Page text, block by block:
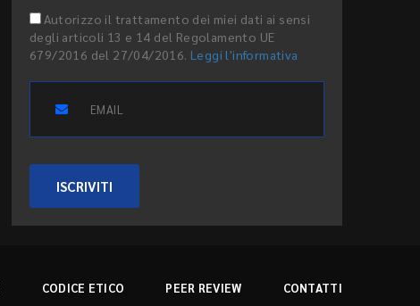
Autorizzo il trattamento dei miei dati ai sensi
degli articoli 13 e 14 del Regolamento UE
679/2016 del 27/04/2016. Leggi l'informativa
ISCRIVITI
CODICE ETICO PEER REVIEW CONTATTI